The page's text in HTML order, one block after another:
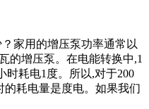
家用的增压泵功率通常以
的增压泵。在电能转换中,1
时耗电1度。所以,对于200
耗电量是度电。如果我们